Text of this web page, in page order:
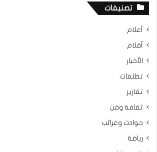
تصنيفات
أعلام
أقلام
الأخبار
تظلمات
تقارير
ثقافة وفن
حوادث وغرائب
رياضة